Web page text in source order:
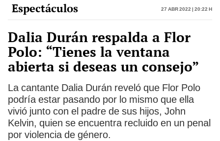
Espectáculos 27 Abr 2022 | 20:22 h
Dalia Durán respalda a Flor
Polo: “Tienes la ventana
abierta si deseas un consejo”
La cantante Dalia Durán reveló que Flor Polo
podría estar pasando por lo mismo que ella
vivió junto con el padre de sus hijos, John
Kelvin, quien se encuentra recluido en un penal
por violencia de género.